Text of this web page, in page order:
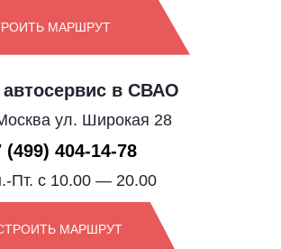
МАРШРУТ
в СВАО
ул. Широкая 28
(499) 404-14-78
Пт. с 10.00 — 20.00
МАРШРУТ